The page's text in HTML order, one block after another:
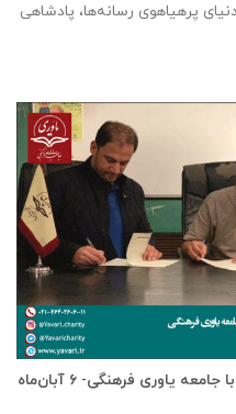
پرهیاهوی رسانه‌ها، پادشاهی
تفاهم‌نامه همکاری شرکت صدراستون با جامعه یاوری فرهنگی- ۶ آبان‌ماه